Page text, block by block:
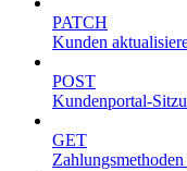
PATCH
Kunden
POST
Kundenportal-
GET